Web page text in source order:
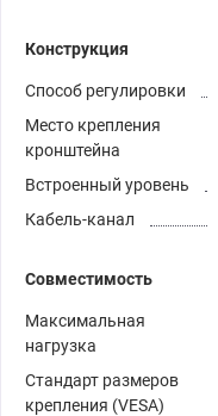
Конструкция
Способ регулировки
Место крепления
кронштейна
Встроенный уровень
Кабель-канал
Совместимость
Максимальная
нагрузка
Стандарт размеров
крепления (VESA)